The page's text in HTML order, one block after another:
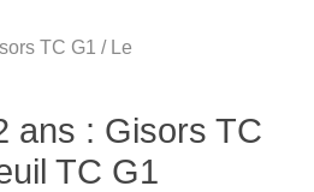
TC G1 / Le
ans : Gisors TC
TC G1